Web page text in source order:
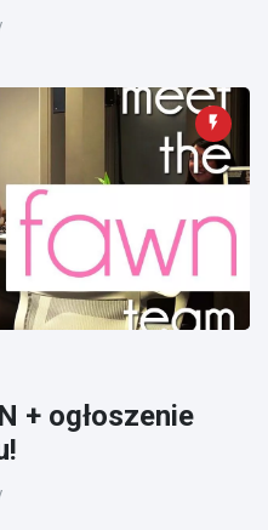
+ ogłoszenie